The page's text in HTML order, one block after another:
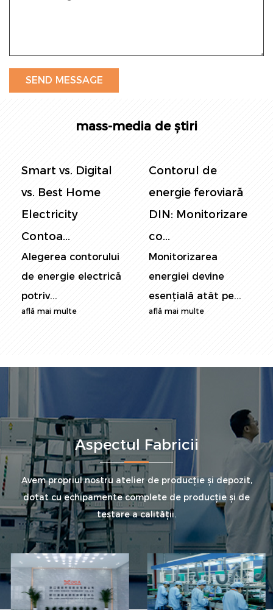
mass-media de știri
Contorul de
energie feroviară
DIN: Monitorizare
co...
Monitorizarea
energiei devine
esențială atât pe...
află mai multe
Contorul de
putere al
panoului: Ghidul
final pentr...
În lumea conștientă
de energie de
astăzi, monit...
află mai multe
Aspectul Fabricii
Avem propriul nostru atelier de producție și depozit,
dotat cu echipamente complete de producție și de
testare a calității.
Linie de